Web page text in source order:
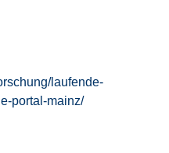
laufende-
portal-mainz/